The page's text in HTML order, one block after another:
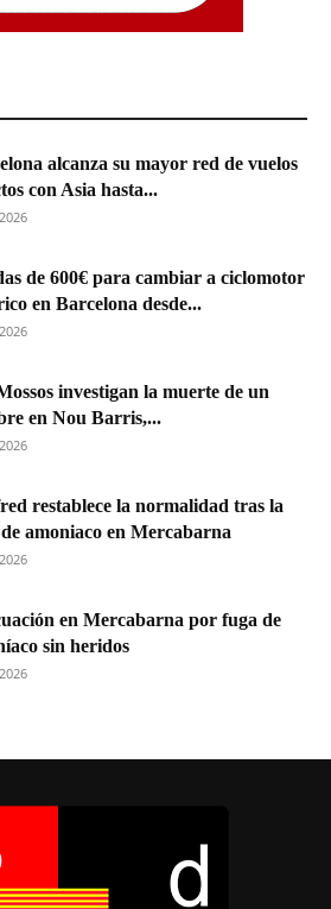
alcanza su mayor red de vuelos
con Asia hasta...
de 600€ para cambiar a ciclomotor
en Barcelona desde...
investigan la muerte de un
en Nou Barris,...
restablece la normalidad tras la
amoniaco en Mercabarna
en Mercabarna por fuga de
sin heridos